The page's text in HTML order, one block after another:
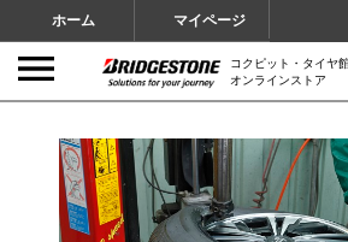
ホーム マイページ
コクピット・タイヤ
オンラインストア